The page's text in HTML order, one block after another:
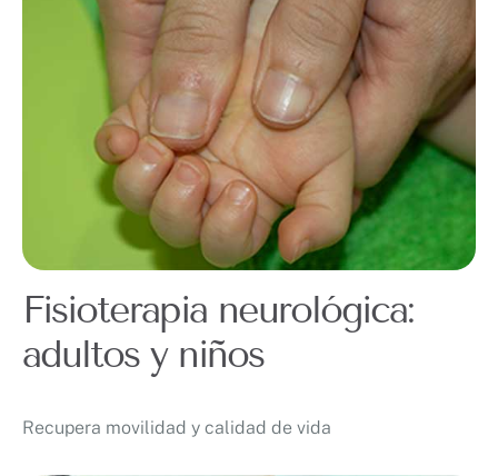
Fisioterapia neurológica:
adultos y niños
Recupera movilidad y calidad de vida